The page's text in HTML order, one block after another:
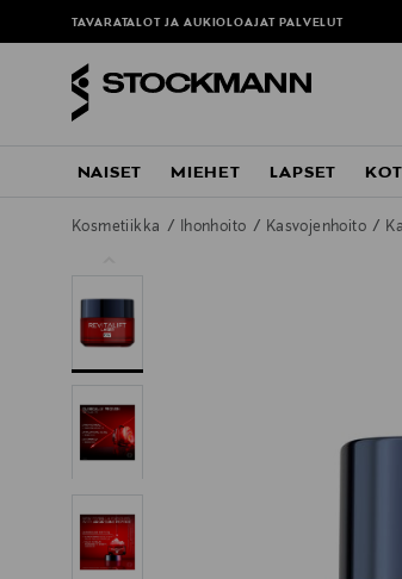
TAVARATALOT JA AUKIOLOAJAT PALVELUT
NAISET MIEHET LAPSET
Kosmetiikka Ihonhoito Kasvojenhoito